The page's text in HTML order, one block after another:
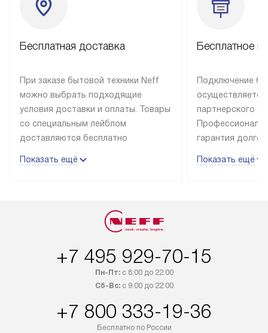
Бесплатная доставка
При заказе бытовой техники Neff
можно выбрать подходящие
условия доставки и оплаты. Товары
со специальным лейблом
доставляются бесплатно
до подъезда, отдельная доставка
оплачивается дополнительно. Если
товар в наличии, он может быть
трех дней. Доставка в Санкт-
Петербург и другие регионы
осуществляется через
100% предоплаты мы бесплатно
Показать ещё
Бесплатное
Подключение
партнерского
гарантия
и Санкт-
по монтажу
гарантия в
Показать ещё
+7 495 929-70-15
Пн-Пт:с 8:00 до 22:00
Сб-Вс:с 9:00 до 22:00
+7 800 333-19-36
Бесплатно по России